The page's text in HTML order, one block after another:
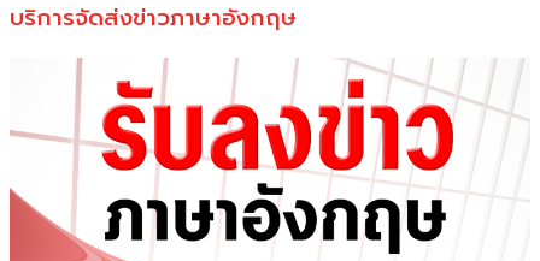
บริการจัดส่งข่าวภาษาอังกฤษ